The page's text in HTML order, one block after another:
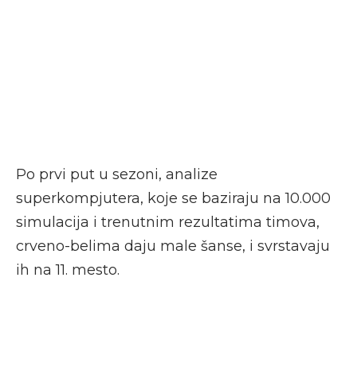
Po prvi put u sezoni, analize
superkompjutera, koje se baziraju na 10.000
simulacija i trenutnim rezultatima timova,
crveno-belima daju male šanse, i svrstavaju
ih na 11. mesto.